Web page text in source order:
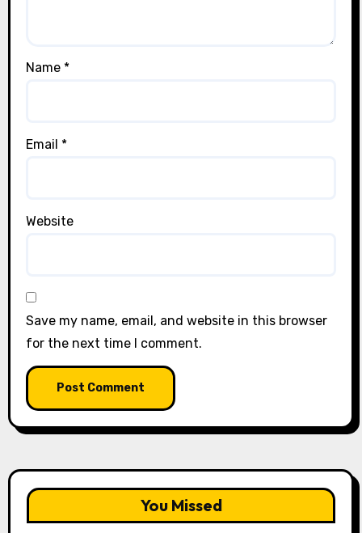
Name *
Email *
Website
Save my name, email, and website in this browser
for the next time I comment.
You Missed